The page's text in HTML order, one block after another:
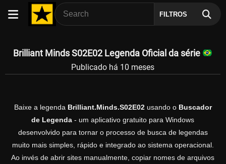
FILTROS
Brilliant Minds S02E02 Legenda Oficial da série
Publicado há 10 meses
Baixe a legenda Brilliant.Minds.S02E02usando o Buscador
de Legenda - um aplicativo gratuito para Windows
desenvolvido para tornar o processo de busca de legendas
muito mais simples, rápido e integrado ao sistema operacional.
Ao invés de abrir sites manualmente, copiar nomes de arquivos